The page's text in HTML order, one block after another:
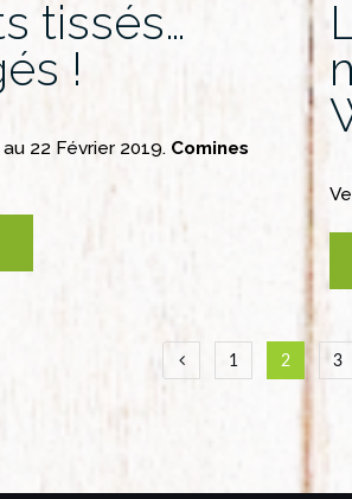
tissés…
!
22 Février 2019. Comines
articles
1 2 3